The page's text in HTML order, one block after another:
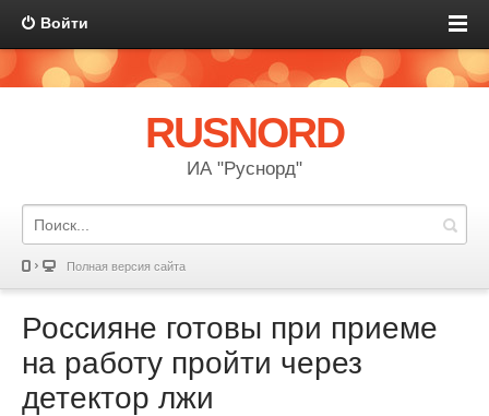
Войти
RUSNORD
ИА "Руснорд"
Полная версия сайта
Россияне готовы при приеме
на работу пройти через
детектор лжи